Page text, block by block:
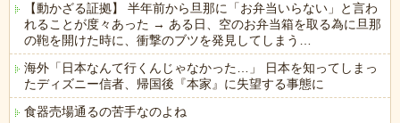
【動かざる証拠】 半年前から旦那に「お弁当いらない」と言わ
れることが度々あった → ある日、空のお弁当箱を取る為に旦那
の鞄を開けた時に、衝撃のブツを発見してしまう…
海外「日本なんて行くんじゃなかった…」 日本を知ってしまっ
たディズニー信者、帰国後『本家』に失望する事態に
食器売場通るの苦手なのよね